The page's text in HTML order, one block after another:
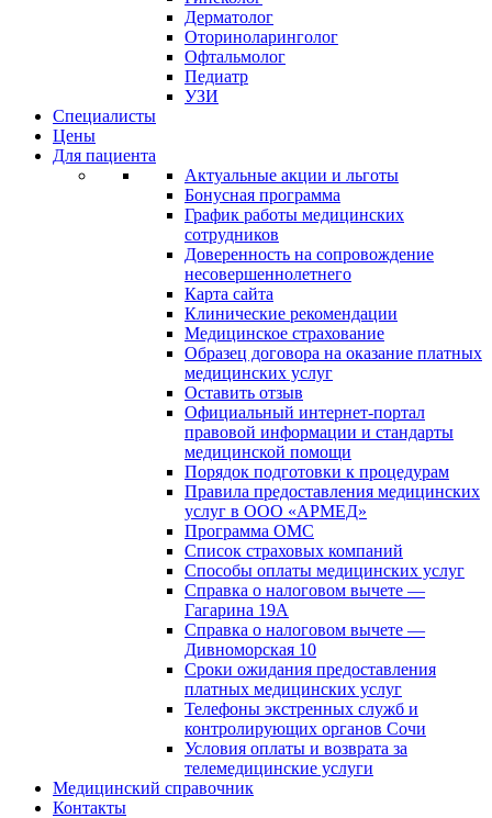
Дерматолог
Оториноларинголог
Офтальмолог
Педиатр
УЗИ
Специалисты
Цены
Для пациента
Актуальные акции и льготы
Бонусная программа
График работы медицинских
сотрудников
Доверенность на сопровождение
несовершеннолетнего
Карта сайта
Клинические рекомендации
Медицинское страхование
Образец договора на оказание платных
медицинских услуг
Оставить отзыв
Официальный интернет-портал
правовой информации и стандарты
медицинской помощи
Порядок подготовки к процедурам
Правила предоставления медицинских
услуг в ООО «АРМЕД»
Программа ОМС
Список страховых компаний
Способы оплаты медицинских услуг
Справка о налоговом вычете —
Гагарина 19А
Справка о налоговом вычете —
Дивноморская 10
Сроки ожидания предоставления
платных медицинских услуг
Телефоны экстренных служб и
контролирующих органов Сочи
Условия оплаты и возврата за
телемедицинские услуги
Медицинский справочник
Контакты